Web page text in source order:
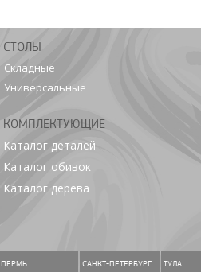
СТОЛЫ
Складные
Универсальные
КОМПЛЕКТУЮЩИЕ
Каталог деталей
Каталог обивок
Каталог дерева
ПЕРМЬ САНКТ-ПЕТЕРБУРГ ТУЛА